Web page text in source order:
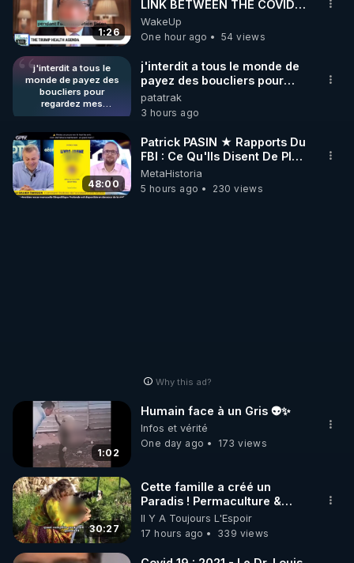
1:26
LINK BETWEEN THE COVID
VACCINE AND CANCER -LIEN
VACCIN COVID ET CANCER
WakeUp
One hour ago
54 views
j'interdit a tous le
monde de payez des
boucliers pour
regardez mes
publications (gratuites)
pour protégé les
escrocs qui utilise
CrowdBunker comme
stockage de fichiers
personnel. j'estime que
les visiteurs qui voie
j'interdit a tous le monde de
payez des boucliers pour
regardez mes publications
(gratuites) quand ils le désire
juste pour protégé les
escrocs qui utilise
CrowdBunker comme
stockage de fichiers
personnel. j'estime que les
visiteurs qui voie nos
patatrak
3 hours ago
48:00
Patrick PASIN ★ Rapports Du
FBI : Ce Qu'Ils Disent De Plus
Grave Sur Hitler
MetaHistoria
5 hours ago
230 views
Why this ad?
1:02
Humain face à un Gris 👽✨
Infos et vérité
One day ago
173 views
30:27
Cette famille a créé un
Paradis ! Permaculture &
Autonomie
Il Y A Toujours L'Espoir
17 hours ago
339 views